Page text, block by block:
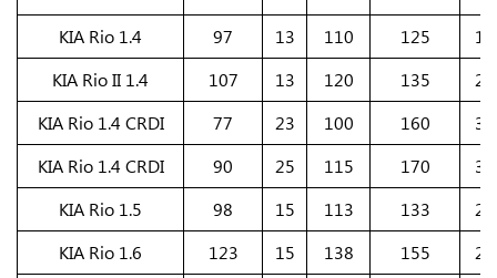
KIA Rio 1.4
97 13 110 125
17
KIA Rio II 1.4
107 13 120 135
20
KIA Rio 1.4 CRDI
77 23 100 160
35
KIA Rio 1.4 CRDI
90 25 115 170
35
KIA Rio 1.5
98 15 113 133
20
KIA Rio 1.6
123 15 138 155
25